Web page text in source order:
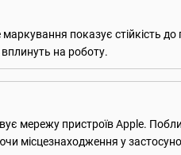
показує стійкість
на роботу.
мережу пристроїв Apple.
місцезнаходження у